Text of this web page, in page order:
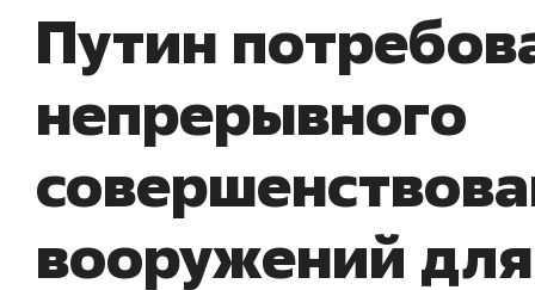
Путин
непрерывного
вооружений
правил, бизнес может
потерять минимум
Как бизнесу выйти на зарубежные
чем интересен Оман?